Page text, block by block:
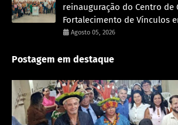
reinauguração do Centro de
Fortalecimento de Vínculos
Agosto 05, 2026
Postagem em destaque